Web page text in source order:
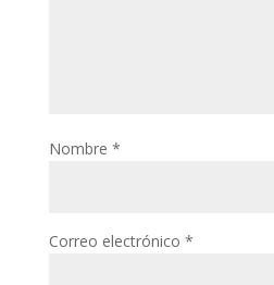
Nombre *
Correo electrónico *